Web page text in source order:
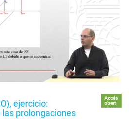
ejercicio:
prolongaciones
Accés
obert